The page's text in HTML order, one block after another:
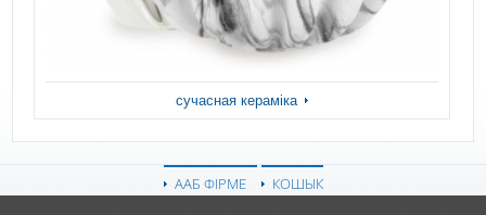
сучасная кераміка
ААБ ФІРМЕ КОШЫК